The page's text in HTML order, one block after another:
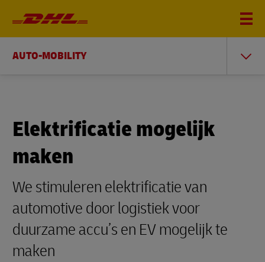
AUTO-MOBILITY
Elektrificatie mogelijk
maken
We stimuleren elektrificatie van
automotive door logistiek voor
duurzame accu’s en EV mogelijk te
maken